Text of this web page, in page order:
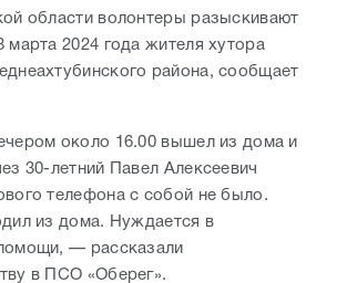
области волонтеры разыскивают
марта 2024 года жителя хутора
района, сообщает
около 16.00 вышел из дома и
30-летний Павел Алексеевич
телефона с собой не было.
из дома. Нуждается в
— рассказали
в ПСО «Оберег».